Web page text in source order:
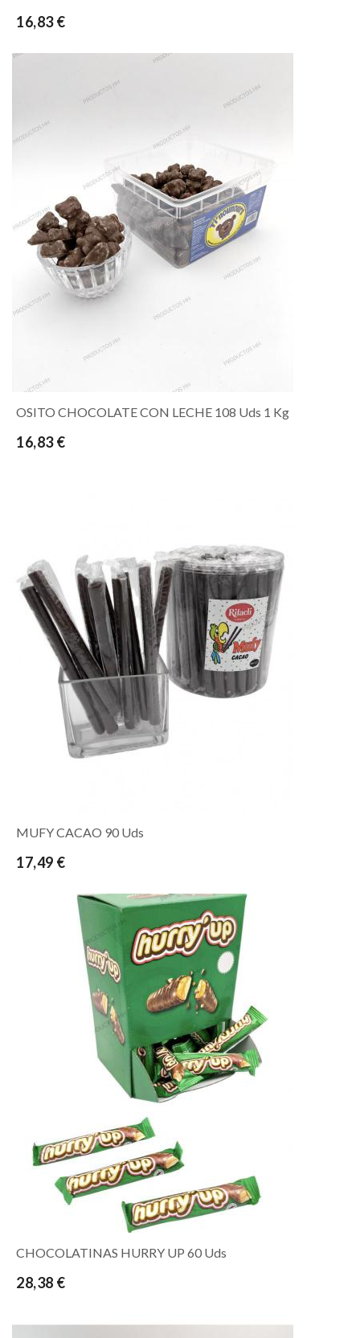
16,83 €
OSITO CHOCOLATE CON LECHE 108 Uds 1 Kg
16,83 €
MUFY CACAO 90 Uds
17,49 €
CHOCOLATINAS HURRY UP 60 Uds
28,38 €